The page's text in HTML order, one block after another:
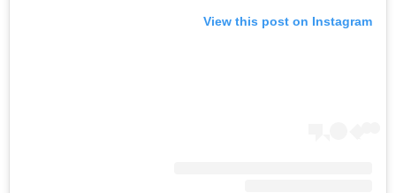
View this post on Instagram